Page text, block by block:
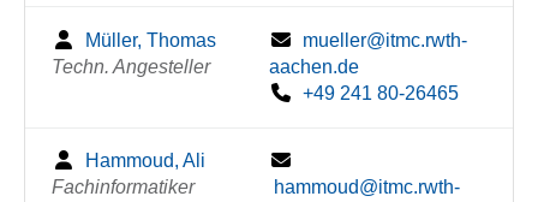
Müller, Thomas
Techn. Angesteller
mueller@itmc.rwth-
aachen.de
+49 241 80-26465
Hammoud, Ali
Fachinformatiker
hammoud@itmc.rwth-